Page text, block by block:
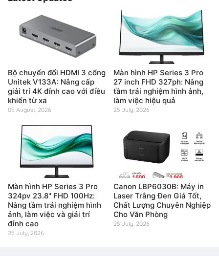
Bộ chuyển đổi HDMI 3 cổng
Unitek V133A: Nâng cấp
giải trí 4K đỉnh cao với điều
khiển từ xa
05 August, 2026
Màn hình HP Series 3 Pro
27 inch FHD 327ph: Nâng
tầm trải nghiệm hình ảnh,
làm việc hiệu quả
25 July, 2026
Màn hình HP Series 3 Pro
324pv 23.8" FHD 100Hz:
Nâng tầm trải nghiệm hình
ảnh, làm việc và giải trí
đỉnh cao
25 July, 2026
Canon LBP6030B: Máy in
Laser Trắng Đen Giá Tốt,
Chất Lượng Chuyên Nghiệp
Cho Văn Phòng
25 July, 2026